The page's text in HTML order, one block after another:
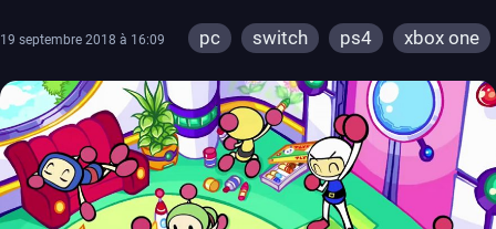
19 septembre 2018 à 16:09 pc switch ps4 xbox one